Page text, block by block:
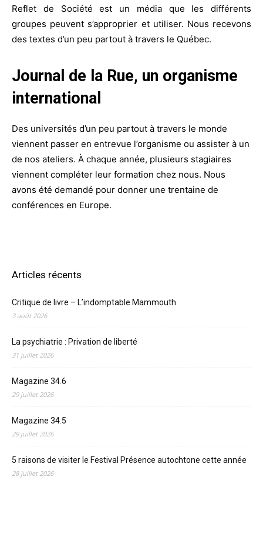
Reflet de Société est un média que les différents
groupes peuvent s’approprier et utiliser. Nous recevons
des textes d’un peu partout à travers le Québec.
Journal de la Rue, un organisme
international
Des universités d’un peu partout à travers le monde
viennent passer en entrevue l’organisme ou assister à un
de nos ateliers. À chaque année, plusieurs stagiaires
viennent compléter leur formation chez nous. Nous
avons été demandé pour donner une trentaine de
conférences en Europe.
Articles récents
Critique de livre – L’indomptable Mammouth
3 août 2026
La psychiatrie : Privation de liberté
31 juillet 2026
Magazine 34.6
29 juillet 2026
Magazine 34.5
29 juillet 2026
5 raisons de visiter le Festival Présence autochtone cette année
28 juillet 2026